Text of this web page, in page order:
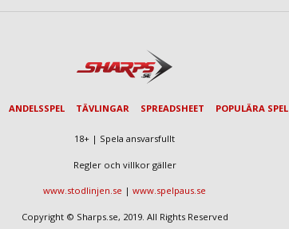
ANDELSSPEL TÄVLINGAR SPREADSHEET POPULÄRA SPEL
18+ | Spela ansvarsfullt
Regler och villkor gäller
www.stodlinjen.se | www.spelpaus.se
Copyright © Sharps.se, 2019. All Rights Reserved